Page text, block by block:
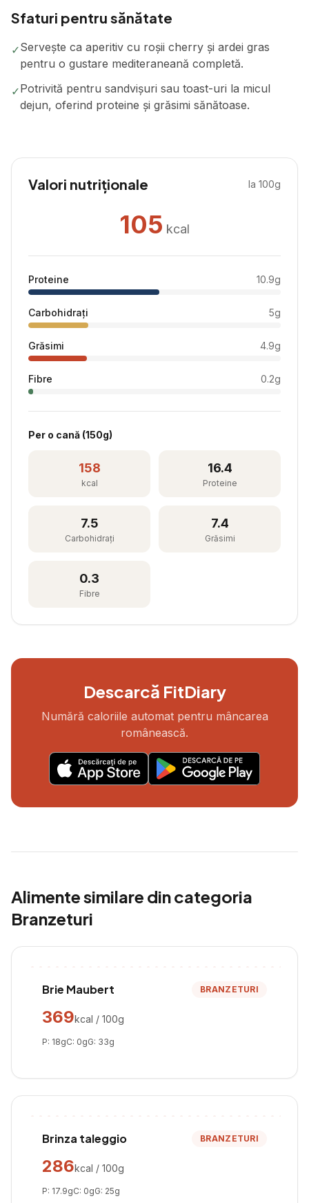
Sfaturi pentru sănătate
✓Servește ca aperitiv cu roșii cherry și ardei gras
pentru o gustare mediteraneană completă.
✓Potrivită pentru sandvișuri sau toast-uri la micul
dejun, oferind proteine și grăsimi sănătoase.
Valori nutriționale la 100g
105 kcal
Proteine 10.9g
Carbohidrați 5g
Grăsimi 4.9g
Fibre 0.2g
Per o cană (150g)
158
kcal
16.4
Proteine
7.5
Carbohidrați
7.4
Grăsimi
0.3
Fibre
Descarcă FitDiary
Numără caloriile automat pentru mâncarea
românească.
Alimente similare din categoria
Branzeturi
Brie Maubert BRANZETURI
369kcal / 100g
P: 18gC: 0gG: 33g
Brinza taleggio BRANZETURI
286kcal / 100g
P: 17.9gC: 0gG: 25g